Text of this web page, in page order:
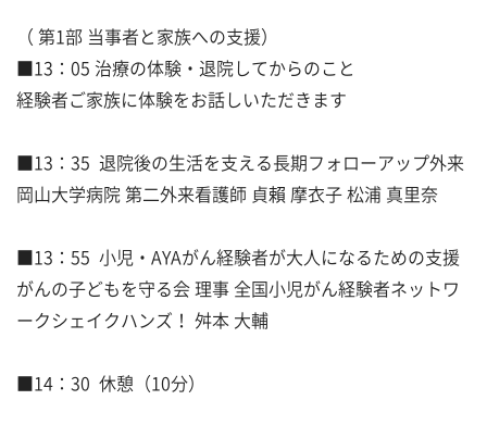
（ 第1部 当事者と家族への支援）
■13：05 治療の体験・退院してからのこと
経験者ご家族に体験をお話しいただきます
■13：35 退院後の生活を支える長期フォローアップ外来
岡山大学病院 第二外来看護師 貞賴 摩衣子 松浦 真里奈
■13：55 小児・AYAがん経験者が大人になるための支援
がんの子どもを守る会 理事 全国小児がん経験者ネットワ
ークシェイクハンズ！ 舛本 大輔
■14：30 休憩（10分）